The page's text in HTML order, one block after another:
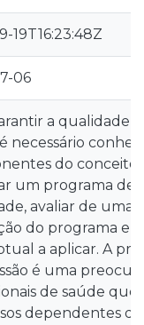
19T16:23:48Z
06
a qualidade
necessário
do conceito
um programa de
avaliar de uma
do programa e
a aplicar. A
é uma
de saúde
dependentes